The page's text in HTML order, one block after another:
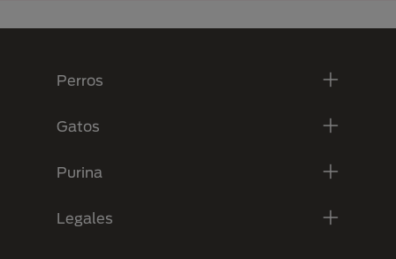
Perros
Gatos
Purina
Legales